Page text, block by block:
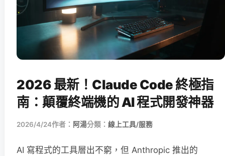
2026 最新！Claude Code 終極指
南：顛覆終端機的 AI 程式開發神器
2026/4/24作者： 阿湯分類： 線上工具/服務
AI 寫程式的工具層出不窮，但 Anthropic 推出的